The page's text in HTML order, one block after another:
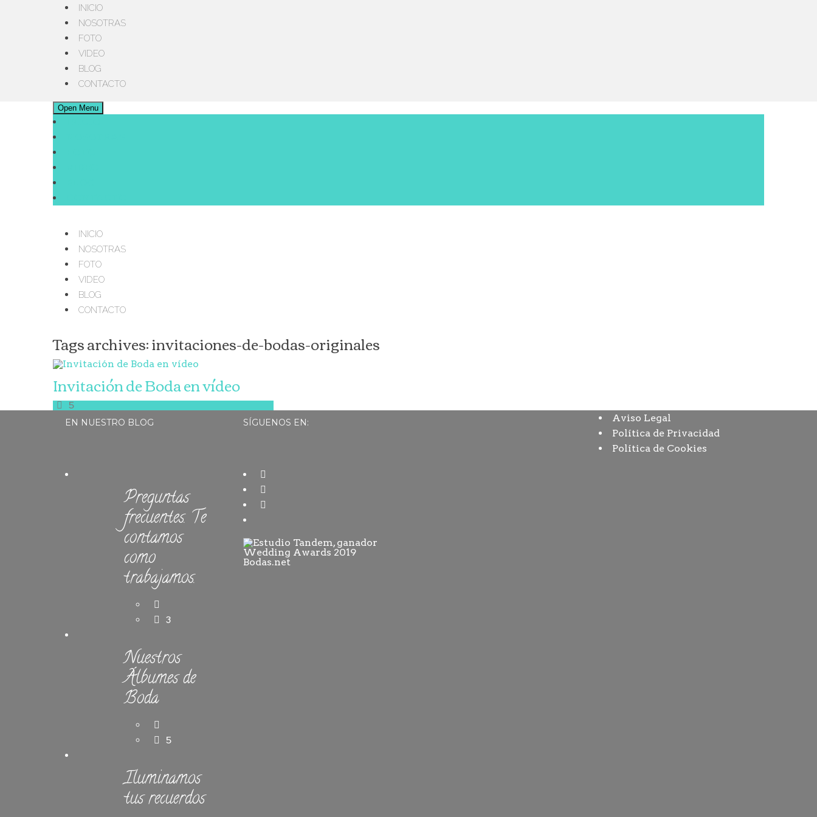
INICIO
NOSOTRAS
FOTO
VIDEO
BLOG
CONTACTO
Open Menu
INICIO
NOSOTRAS
FOTO
VIDEO
BLOG
CONTACTO
Tags archives: invitaciones-de-bodas-originales
Invitación de Boda en vídeo
5
EN NUESTRO BLOG
Preguntas
frecuentes. Te
contamos
como
trabajamos.
3
Nuestros
Álbumes de
Boda
5
Iluminamos
tus recuerdos
SÍGUENOS EN:
Aviso Legal
Política de Privacidad
Política de Cookies